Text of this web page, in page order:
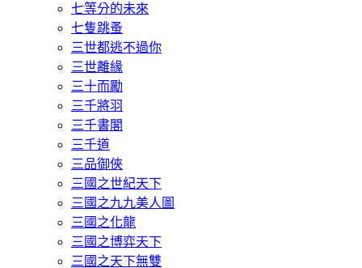
七等分的未來
七隻跳蚤
三世都逃不過你
三世離緣
三十而勵
三千將羽
三千書閣
三千道
三品御俠
三國之世紀天下
三國之九九美人圖
三國之化龍
三國之博弈天下
三國之天下無雙